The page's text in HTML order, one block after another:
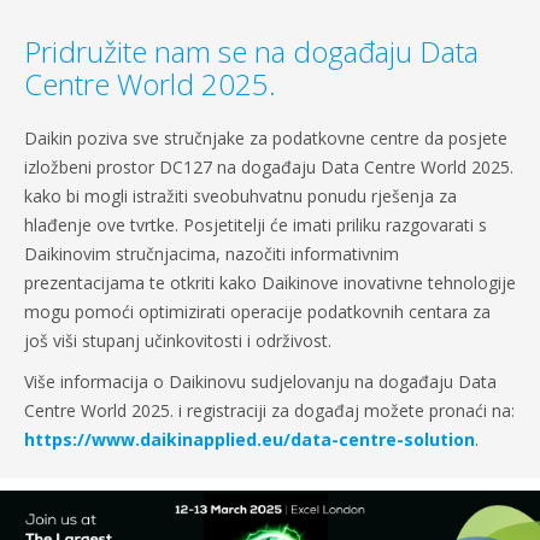
Pridružite nam se na događaju Data
Centre World 2025.
Daikin poziva sve stručnjake za podatkovne centre da posjete
izložbeni prostor DC127 na događaju Data Centre World 2025.
kako bi mogli istražiti sveobuhvatnu ponudu rješenja za
hlađenje ove tvrtke. Posjetitelji će imati priliku razgovarati s
Daikinovim stručnjacima, nazočiti informativnim
prezentacijama te otkriti kako Daikinove inovativne tehnologije
mogu pomoći optimizirati operacije podatkovnih centara za
još viši stupanj učinkovitosti i održivost.
Više informacija o Daikinovu sudjelovanju na događaju Data
Centre World 2025. i registraciji za događaj možete pronaći na:
https://www.daikinapplied.eu/data-centre-solution.